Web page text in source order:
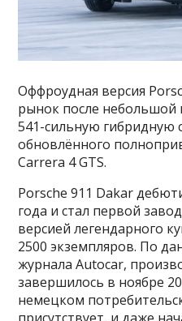
Оффроудная версия
рынок после небольшой
541-сильную гибридную
обновлённого
Carrera 4 GTS.
Porsche 911 Dakar
года и стал первой
версией легендарного
2500 экземпляров. По
журнала Autocar,
завершилось в ноябре
немецком